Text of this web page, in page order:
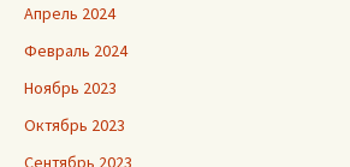
Апрель 2024
Февраль 2024
Ноябрь 2023
Октябрь 2023
Сентябрь 2023